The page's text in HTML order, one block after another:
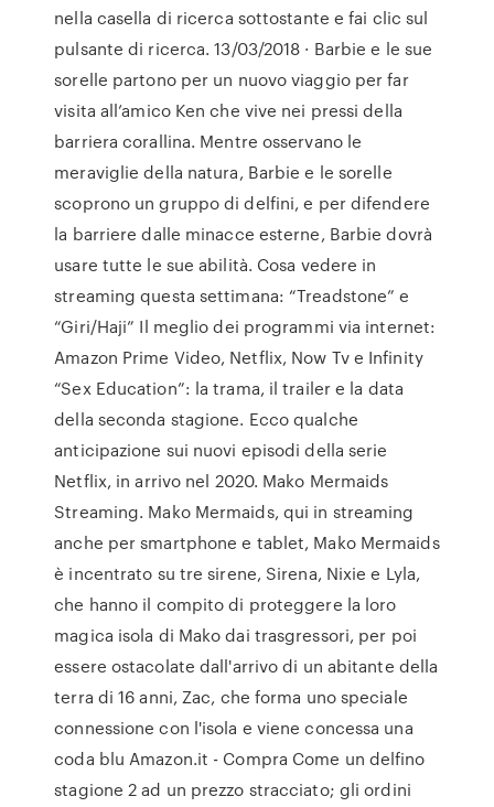
nella casella di ricerca sottostante e fai clic sul
pulsante di ricerca. 13/03/2018 · Barbie e le sue
sorelle partono per un nuovo viaggio per far
visita all’amico Ken che vive nei pressi della
barriera corallina. Mentre osservano le
meraviglie della natura, Barbie e le sorelle
scoprono un gruppo di delfini, e per difendere
la barriere dalle minacce esterne, Barbie dovrà
usare tutte le sue abilità. Cosa vedere in
streaming questa settimana: “Treadstone” e
“Giri/Haji” Il meglio dei programmi via internet:
Amazon Prime Video, Netflix, Now Tv e Infinity
“Sex Education”: la trama, il trailer e la data
della seconda stagione. Ecco qualche
anticipazione sui nuovi episodi della serie
Netflix, in arrivo nel 2020. Mako Mermaids
Streaming. Mako Mermaids, qui in streaming
anche per smartphone e tablet, Mako Mermaids
è incentrato su tre sirene, Sirena, Nixie e Lyla,
che hanno il compito di proteggere la loro
magica isola di Mako dai trasgressori, per poi
essere ostacolate dall'arrivo di un abitante della
terra di 16 anni, Zac, che forma uno speciale
connessione con l'isola e viene concessa una
coda blu Amazon.it - Compra Come un delfino
stagione 2 ad un prezzo stracciato; gli ordini